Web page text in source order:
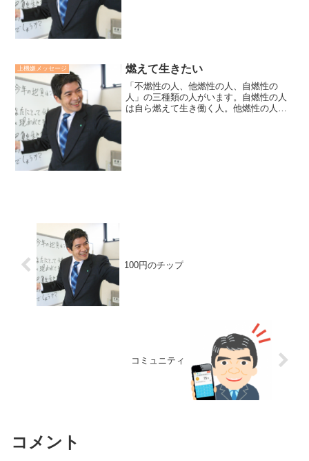
上機嫌メッセージ 燃えて生きたい
「不燃性の人、他燃性の人、自燃性の
人」の三種類の人がいます。自燃性の人
は自ら燃えて生き働く人。他燃性の人は
100円のチップ
コミュニティ
コメント